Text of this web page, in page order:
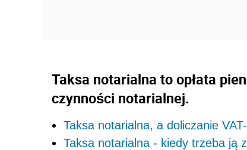
Taksa notarialna to opłata
czynności notarialnej.
Taksa notarialna, a doliczanie
Taksa notarialna - kiedy trzeba ją